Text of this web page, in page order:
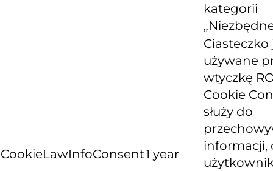
kategorii
CookieLawInfoConsent1 year
Ciasteczko
używane
wtyczkę
Cookie
służy do
informacji,